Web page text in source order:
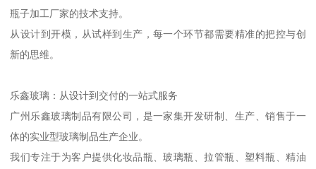
瓶子加工厂家的技术支持。
从设计到开模，从试样到生产，每一个环节都需要精准的把控与创
新的思维。
乐鑫玻璃：从设计到交付的一站式服务
广州乐鑫玻璃制品有限公司，是一家集开发研制、生产、销售于一
体的实业型玻璃制品生产企业。
我们专注于为客户提供化妆品瓶、玻璃瓶、拉管瓶、塑料瓶、精油